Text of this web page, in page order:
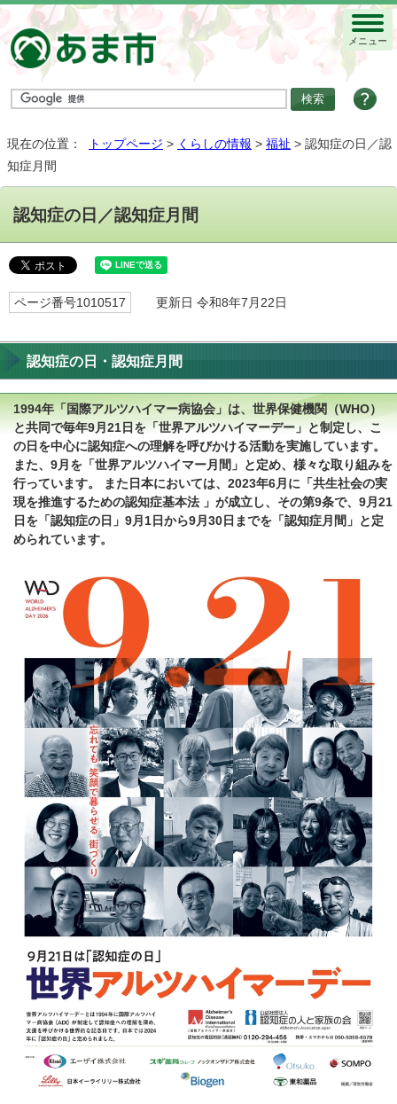
メニュー
現在の位置： トップページ > くらしの情報 > 福祉 > 認知症の日／認
知症月間
認知症の日／認知症月間
ページ番号1010517 更新日 令和8年7月22日
認知症の日・認知症月間
1994年「国際アルツハイマー病協会」は、世界保健機関（WHO）
と共同で毎年9月21日を「世界アルツハイマーデー」と制定し、こ
の日を中心に認知症への理解を呼びかける活動を実施しています。
また、9月を「世界アルツハイマー月間」と定め、様々な取り組みを
行っています。 また日本においては、2023年6月に「共生社会の実
現を推進するための認知症基本法 」が成立し、その第9条で、9月21
日を「認知症の日」9月1日から9月30日までを「認知症月間」と定
められています。